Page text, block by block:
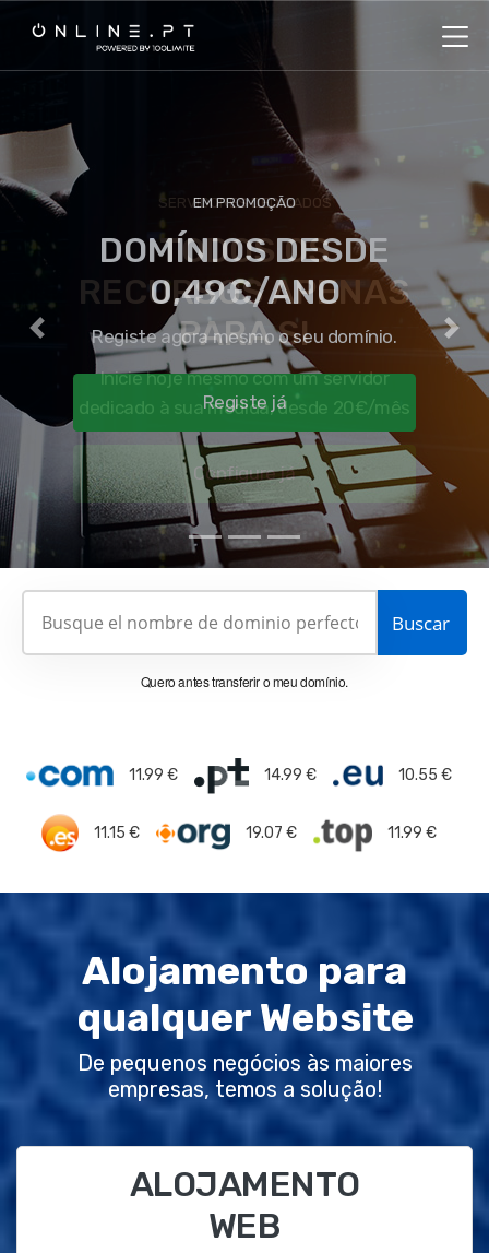
EM PROMOÇÃO
DOMÍNIOS DESDE
0,49€/ANO
Registe agora mesmo o seu domínio.
Registe já
Previous
Quero antes transferir o meu domínio.
11.99 € 14.99 € 10.55 €
11.15 € 19.07 € 11.99 €
Alojamento para
qualquer Website
De pequenos negócios às maiores
empresas, temos a solução!
ALOJAMENTO
WEB